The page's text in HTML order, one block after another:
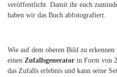
veröffentlicht. Damit ihr euch
haben wir das Buch abfotografiert.
Wie auf dem oberen Bild zu
einen Zufallsgenerator in Form von
das Zufalls erlebnis und kann seine